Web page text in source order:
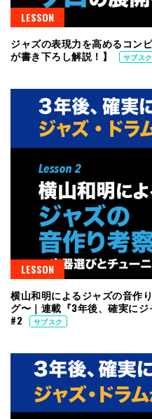
LESSON
ジャズの表現力を高めるコン
が書き下ろし解説！】
サブスク
LESSON
横山和明によるジャズの音作
グ〜｜連載『3年後、確実にジ
#2
サブスク